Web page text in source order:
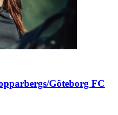
Göteborg FC